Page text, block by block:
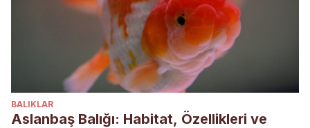
BALIKLAR
Aslanbaş Balığı: Habitat, Özellikleri ve